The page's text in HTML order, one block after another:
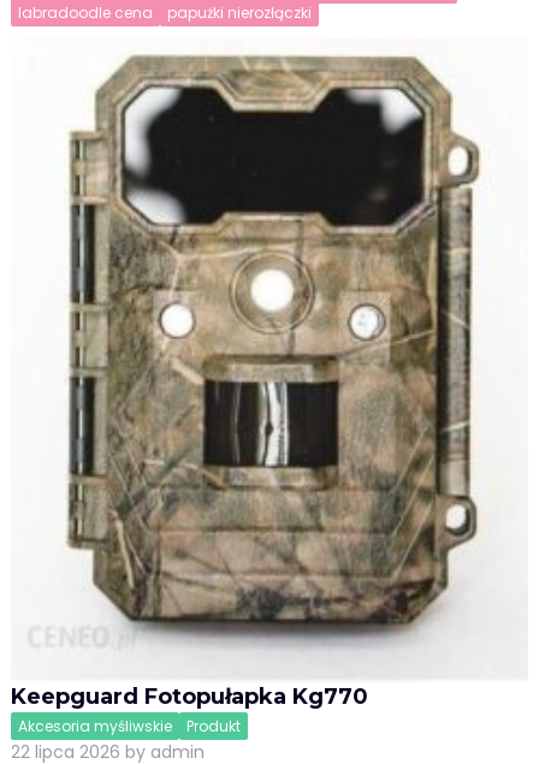
labradoodle cena
papużki nierozłączki
Keepguard Fotopułapka Kg770
Akcesoria myśliwskie Produkt
22 lipca 2026 by admin